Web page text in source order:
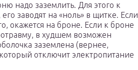
надо заземлить. Для этого к
заводят на «ноль» в щитке. Если
окажется на броне. Если к броне
в худшем возможен
заземлена (вернее,
отключит электропитание